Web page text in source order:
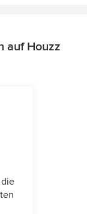
auf Houzz